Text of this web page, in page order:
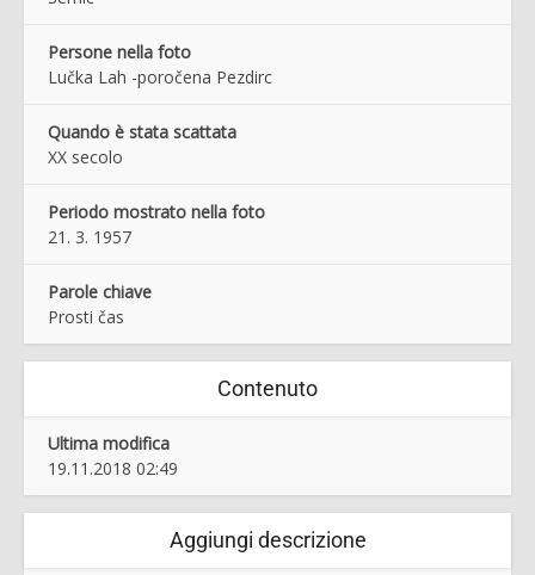
Persone nella foto
Lučka Lah -poročena Pezdirc
Quando è stata scattata
XX secolo
Periodo mostrato nella foto
21. 3. 1957
Parole chiave
Prosti čas
Contenuto
Ultima modifica
19.11.2018 02:49
Aggiungi descrizione